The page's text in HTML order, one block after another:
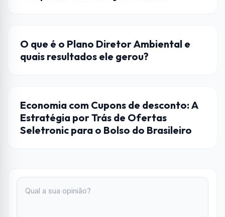
AÇÕES
O que é o Plano Diretor Ambiental e
quais resultados ele gerou?
ENCOMIA
Economia com Cupons de desconto: A
Estratégia por Trás de Ofertas
Seletronic para o Bolso do Brasileiro